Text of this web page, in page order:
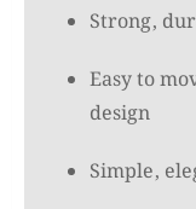
Strong,
Easy to
design
Simple,